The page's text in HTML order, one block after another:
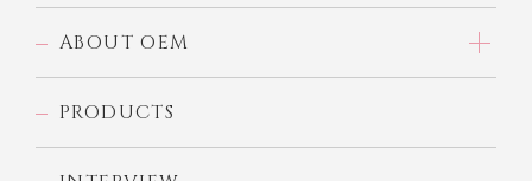
ABOUT OEM
PRODUCTS